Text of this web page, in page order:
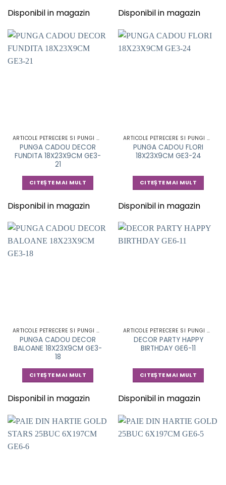
Disponibil in magazin Disponibil in magazin
ARTICOLE PETRECERE SI PUNGI CADOU
PUNGA CADOU DECOR
FUNDITA 18X23X9CM GE3-
21
CITEȘTE MAI MULT
Disponibil in magazin
ARTICOLE PETRECERE SI PUNGI CADOU
PUNGA CADOU FLORI
18X23X9CM GE3-24
CITEȘTE MAI MULT
Disponibil in magazin
ARTICOLE PETRECERE SI PUNGI CADOU
PUNGA CADOU DECOR
BALOANE 18X23X9CM GE3-
18
CITEȘTE MAI MULT
Disponibil in magazin
ARTICOLE PETRECERE SI PUNGI CADOU
DECOR PARTY HAPPY
BIRTHDAY GE6-11
CITEȘTE MAI MULT
Disponibil in magazin